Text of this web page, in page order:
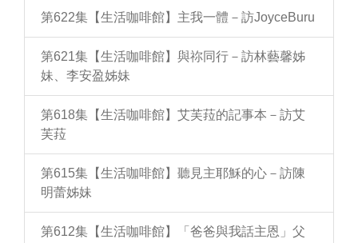
第622集【生活咖啡館】主我一體－訪JoyceBuru
第621集【生活咖啡館】與祢同行－訪林藝馨姊
妹、李安盈姊妹
第618集【生活咖啡館】艾芙菈的記事本－訪艾
芙菈
第615集【生活咖啡館】聽見主耶穌的心－訪陳
明蕾姊妹
第612集【生活咖啡館】「爸爸與我話主恩」父